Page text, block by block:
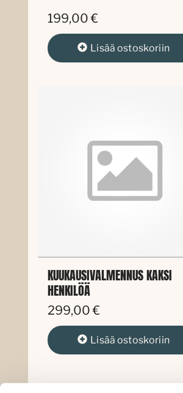
199,00 €
Lisääostoskoriin
KUUKAUSIVALMENNUS KAKSI
HENKILÖÄ
299,00 €
Lisääostoskoriin